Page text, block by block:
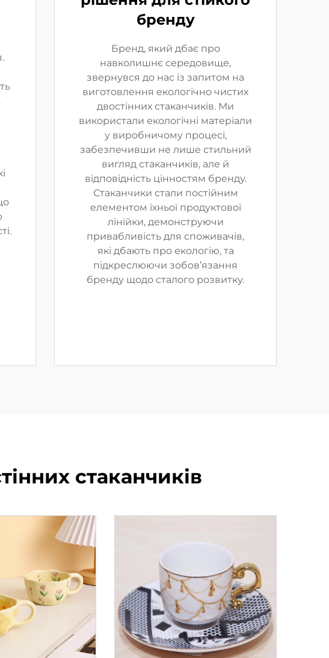
бренду
Бренд, який дбає про
навколишнє середовище,
звернувся до нас із запитом на
виготовлення екологічно чистих
двостінних стаканчиків. Ми
використали екологічні матеріали
у виробничому процесі,
забезпечивши не лише стильний
вигляд стаканчиків, але й
відповідність цінностям бренду.
Стаканчики стали постійним
елементом їхньої продуктової
лінійки, демонструючи
привабливість для споживачів,
які дбають про екологію, та
підкреслюючи зобов’язання
бренду щодо сталого розвитку.
стаканчиків